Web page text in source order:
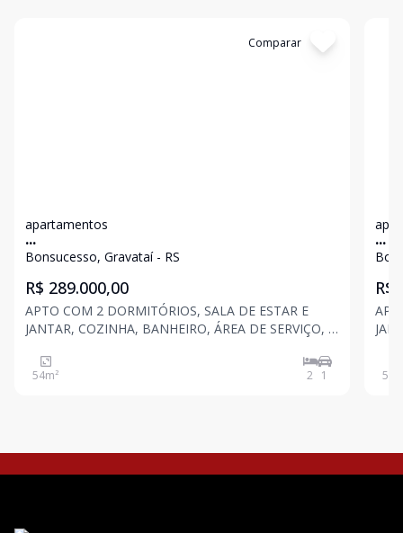
Comparar
apartamentos
...
Bonsucesso, Gravataí - RS
R$ 289.000,00
APTO COM 2 DORMITÓRIOS, SALA DE ESTAR E
JANTAR, COZINHA, BANHEIRO, ÁREA DE SERVIÇO, 1
M² DE ÁREA PRIVATIVA.
54m² 2 1
...
R$
54